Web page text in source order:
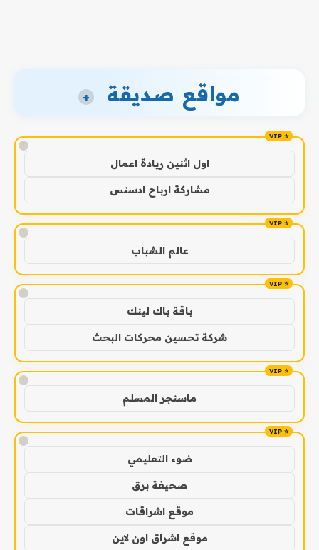
مواقع صديقة +
!
اول اثنين ريادة اعمال
مشاركة ارباح ادسنس
!
عالم الشباب
!
باقة باك لينك
شركة تحسين محركات البحث
!
ماسنجر المسلم
!
ضوء التعليمي
صحيفة برق
موقع اشراقات
موقع اشراق اون لاين